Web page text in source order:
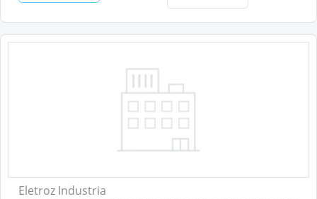
Eletroz Industria